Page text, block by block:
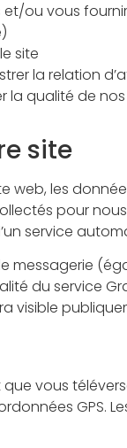
ou vous
site
la relation
qualité de
site
les
pour
service
messagerie
du
visible
vous
GPS.